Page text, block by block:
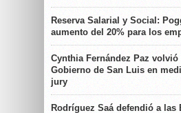
Reserva Salarial y Social:
aumento del 20% para los
Cynthia Fernández Paz volvió
Gobierno de San Luis en
jury
Rodríguez Saá defendió a las